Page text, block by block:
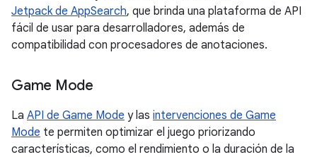
Jetpack de AppSearch, que brinda una plataforma de API
fácil de usar para desarrolladores, además de
compatibilidad con procesadores de anotaciones.
Game Mode
La API de Game Mode y las intervenciones de Game
Mode te permiten optimizar el juego priorizando
características, como el rendimiento o la duración de la